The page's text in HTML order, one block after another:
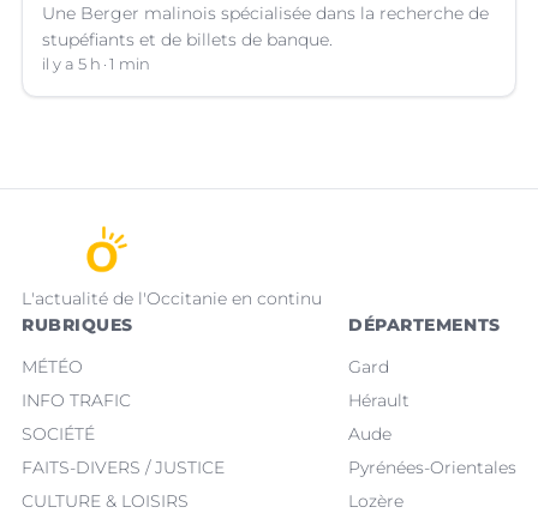
Une Berger malinois spécialisée dans la recherche de
stupéfiants et de billets de banque.
il y a 5 h 1 min
L'actualité de l'Occitanie en continu
RUBRIQUES
MÉTÉO
INFO TRAFIC
SOCIÉTÉ
FAITS-DIVERS / JUSTICE
CULTURE & LOISIRS
DÉPARTEMENTS
Gard
Hérault
Aude
Pyrénées-Orientales
Lozère